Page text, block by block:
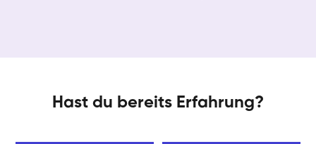
Hast du bereits Erfahrung?